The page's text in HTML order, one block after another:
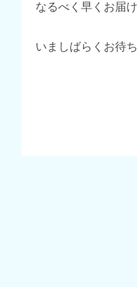
なるべく早くお届
いましばらくお待